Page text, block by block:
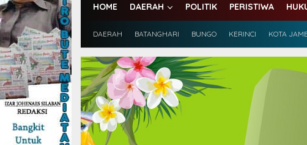
HOME DAERAH POLITIK PERISTIWA
DAERAH BATANGHARI BUNGO KERINCI KOTA